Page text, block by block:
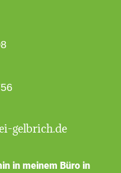
gelbrich.de
in meinem Büro in